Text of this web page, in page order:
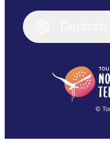
English
(Singapore)
Français
©